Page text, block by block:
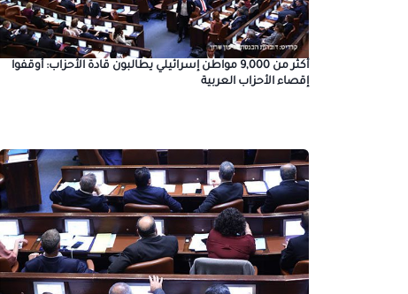
أكثر من 9,000 مواطن إسرائيلي يطالبون قادة الأحزاب: أوقفوا
إقصاء الأحزاب العربية